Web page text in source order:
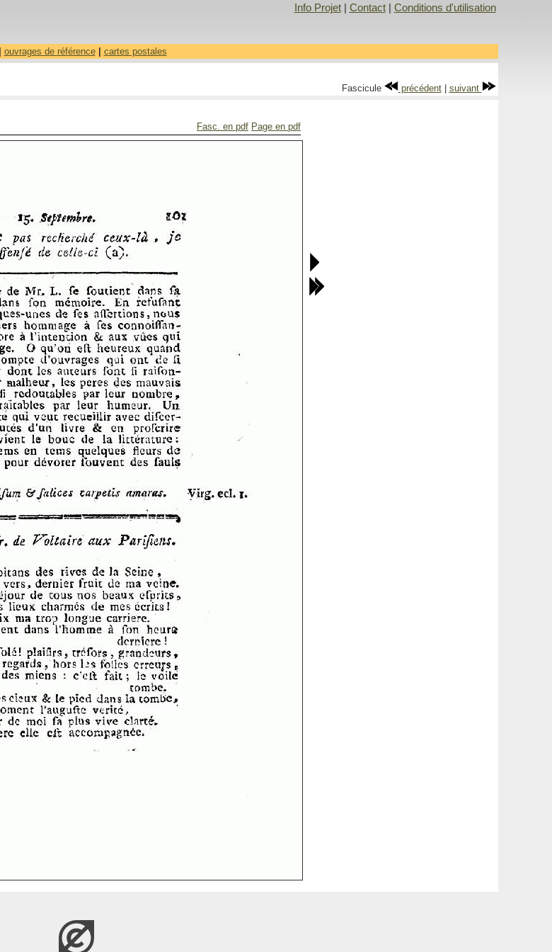
Info Projet| Contact| Conditions d'utilisation
ouvrages de référence| cartes postales
Fascicule précédent| suivant
Fasc. en pdf Page en pdf